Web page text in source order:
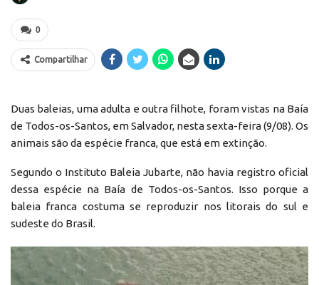
0
Compartilhar
Duas baleias, uma adulta e outra filhote, foram vistas na Baía
de Todos-os-Santos, em Salvador, nesta sexta-feira (9/08). Os
animais são da espécie franca, que está em extinção.
Segundo o Instituto Baleia Jubarte, não havia registro oficial
dessa espécie na Baía de Todos-os-Santos. Isso porque a
baleia franca costuma se reproduzir nos litorais do sul e
sudeste do Brasil.